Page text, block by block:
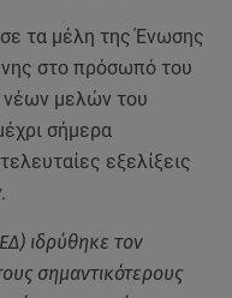
τα μέλη της Ένωσης
στο πρόσωπό του
μελών του
σήμερα
εξελίξεις
ιδρύθηκε τον
σημαντικότερους